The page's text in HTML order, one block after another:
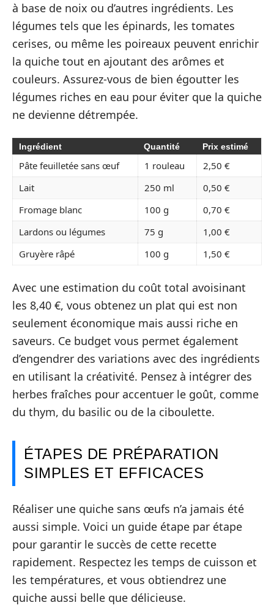
à base de noix ou d’autres ingrédients. Les
légumes tels que les épinards, les tomates
cerises, ou même les poireaux peuvent enrichir
la quiche tout en ajoutant des arômes et
couleurs. Assurez-vous de bien égoutter les
légumes riches en eau pour éviter que la quiche
ne devienne détrempée.
Ingrédient Quantité Prix estimé
Pâte feuilletée sans œuf 1 rouleau
2,50 €
Lait
250 ml
0,50 €
Fromage blanc
100 g
0,70 €
Lardons ou légumes
75 g
1,00 €
Gruyère râpé
100 g 1,50 €
Avec une estimation du coût total avoisinant
les 8,40 €, vous obtenez un plat qui est non
seulement économique mais aussi riche en
saveurs. Ce budget vous permet également
d’engendrer des variations avec des ingrédients
en utilisant la créativité. Pensez à intégrer des
herbes fraîches pour accentuer le goût, comme
du thym, du basilic ou de la ciboulette.
ÉTAPES DE PRÉPARATION
SIMPLES ET EFFICACES
Réaliser une quiche sans œufs n’a jamais été
aussi simple. Voici un guide étape par étape
pour garantir le succès de cette recette
rapidement. Respectez les temps de cuisson et
les températures, et vous obtiendrez une
quiche aussi belle que délicieuse.